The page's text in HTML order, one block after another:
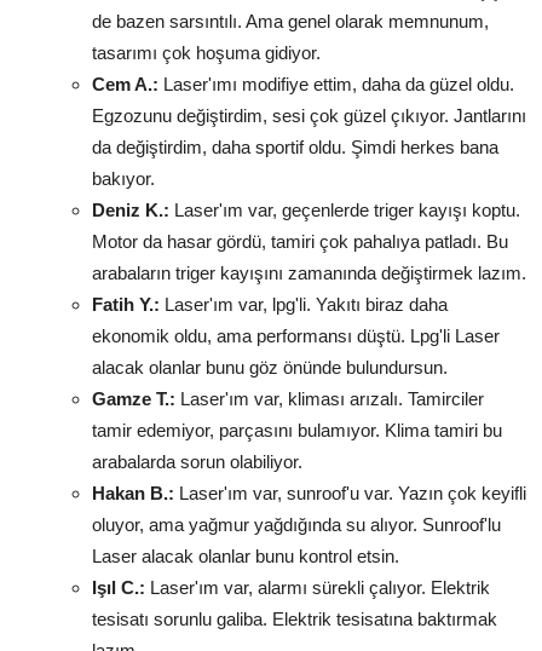
de bazen sarsıntılı. Ama genel olarak memnunum,
tasarımı çok hoşuma gidiyor.
Cem A.: Laser'ımı modifiye ettim, daha da güzel oldu.
Egzozunu değiştirdim, sesi çok güzel çıkıyor. Jantlarını
da değiştirdim, daha sportif oldu. Şimdi herkes bana
bakıyor.
Deniz K.: Laser'ım var, geçenlerde triger kayışı koptu.
Motor da hasar gördü, tamiri çok pahalıya patladı. Bu
arabaların triger kayışını zamanında değiştirmek lazım.
Fatih Y.: Laser'ım var, lpg'li. Yakıtı biraz daha
ekonomik oldu, ama performansı düştü. Lpg'li Laser
alacak olanlar bunu göz önünde bulundursun.
Gamze T.: Laser'ım var, kliması arızalı. Tamirciler
tamir edemiyor, parçasını bulamıyor. Klima tamiri bu
arabalarda sorun olabiliyor.
Hakan B.: Laser'ım var, sunroof'u var. Yazın çok keyifli
oluyor, ama yağmur yağdığında su alıyor. Sunroof'lu
Laser alacak olanlar bunu kontrol etsin.
Işıl C.: Laser'ım var, alarmı sürekli çalıyor. Elektrik
tesisatı sorunlu galiba. Elektrik tesisatına baktırmak